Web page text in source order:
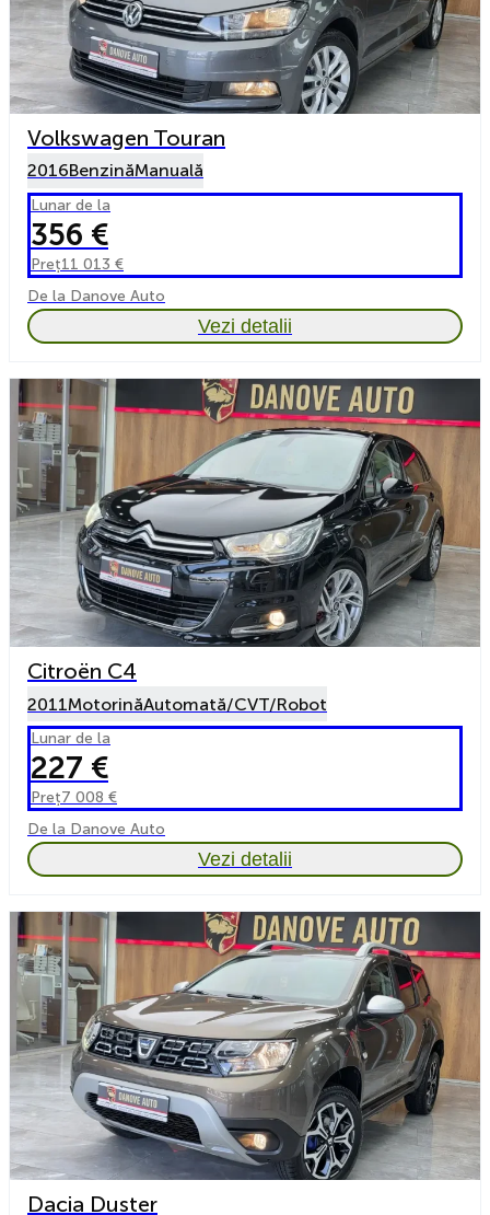
Volkswagen Touran
2016BenzinăManuală
Lunar de la
356 €
Preț11 013 €
De la Danove Auto
Vezi detalii
Citroën C4
2011MotorinăAutomată/CVT/Robot
Lunar de la
227 €
Preț7 008 €
De la Danove Auto
Vezi detalii
Dacia Duster